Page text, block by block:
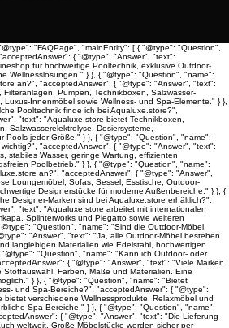
"FAQPage", "mainEntity": [ { "@type": "Question",
{ "@type": "Answer", "text":
für hochwertige Pooltechnik, exklusive Outdoor-
Wellnesslösungen." } }, { "@type": "Question", "name":
an?", "acceptedAnswer": { "@type": "Answer", "text":
Pumpen, Technikboxen, Salzwasser-
Luxus-Innenmöbel sowie Wellness- und Spa-Elemente." } },
Pooltechnik finde ich bei Aqualuxe.store?",
"text": "Aqualuxe.store bietet Technikboxen,
Salzwasserelektrolyse, Dosiersysteme,
Pools jeder Größe." } }, { "@type": "Question", "name":
"acceptedAnswer": { "@type": "Answer", "text":
stabiles Wasser, geringe Wartung, effizienten
Poolbetrieb." } }, { "@type": "Question", "name":
an?", "acceptedAnswer": { "@type": "Answer",
Loungemöbel, Sofas, Sessel, Esstische, Outdoor-
Designerstücke für moderne Außenbereiche." } }, {
Designer-Marken sind bei Aqualuxe.store erhältlich?",
"text": "Aqualuxe.store arbeitet mit internationalen
Splinterworks und Piegatto sowie weiteren
"Question", "name": "Sind die Outdoor-Möbel
"Answer", "text": "Ja, alle Outdoor-Möbel bestehen
langlebigen Materialien wie Edelstahl, hochwertigen
"Question", "name": "Kann ich Outdoor- oder
{ "@type": "Answer", "text": "Viele Marken
Farben, Maße und Materialien. Eine
} }, { "@type": "Question", "name": "Bietet
und Spa-Bereiche?", "acceptedAnswer": { "@type":
verschiedene Wellnessprodukte, Relaxmöbel und
Spa-Bereiche." } }, { "@type": "Question", "name":
{ "@type": "Answer", "text": "Die Lieferung
weltweit. Große Möbelstücke werden sicher per